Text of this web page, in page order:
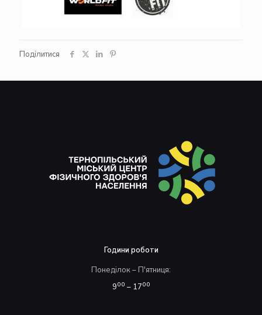
Поділитися
Години роботи
Понеділок – П'ятниця:
900 – 1700